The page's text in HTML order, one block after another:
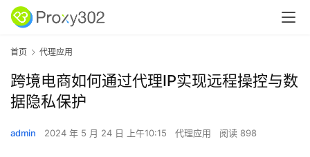
首页 代理应用
跨境电商如何通过代理IP实现远程操控与数
据隐私保护
admin 2024 年 5 月 24 日 上午10:15 代理应用 阅读 898